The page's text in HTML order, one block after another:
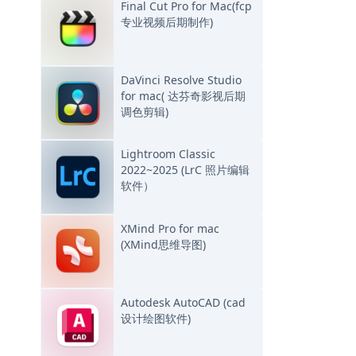
Final Cut Pro for Mac(fcp
专业视频后期制作)
DaVinci Resolve Studio
for mac( 达芬奇影视后期
调色剪辑)
Lightroom Classic
2022~2025 (LrC 照片编辑
软件）
XMind Pro for mac
(XMind思维导图)
Autodesk AutoCAD (cad
设计绘图软件)